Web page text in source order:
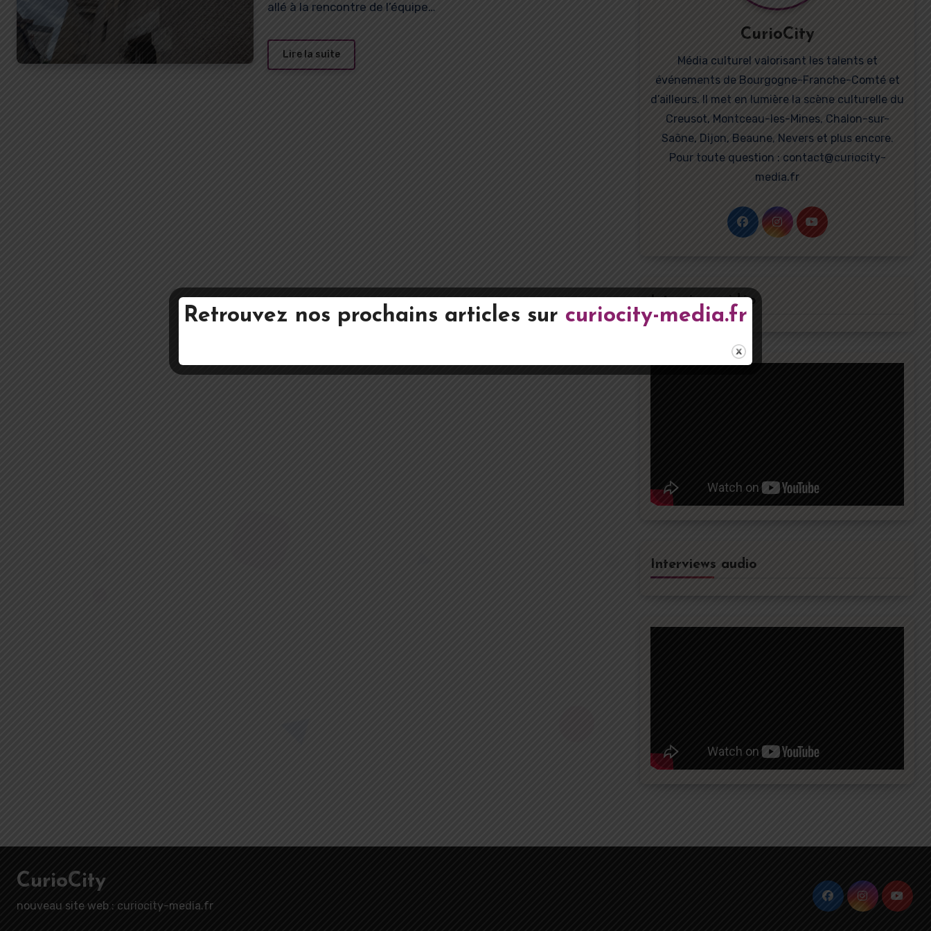
allé à la rencontre de l’équipe…
Lire la suite
CurioCity
Média culturel valorisant les talents et
événements de Bourgogne-Franche-Comté et
d’ailleurs. Il met en lumière la scène culturelle du
Creusot, Montceau-les-Mines, Chalon-sur-
Saône, Dijon, Beaune, Nevers et plus encore.
Pour toute question : contact@curiocity-
media.fr
Interviews vidéo
Interviews audio
CurioCity
nouveau site web : curiocity-media.fr
Retrouvez nos prochains articles sur curiocity-media.fr